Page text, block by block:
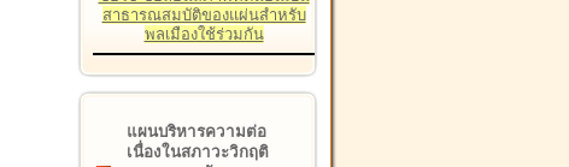
สาธารณสมบัติของแผ่นสำหรับ
พลเมืองใช้ร่วมกัน
แผนบริหารความต่อ
เนื่องในสภาวะวิกฤติ